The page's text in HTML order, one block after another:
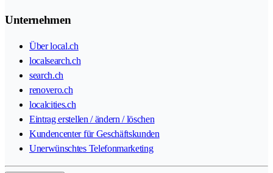
Unternehmen
Über local.ch
localsearch.ch
search.ch
renovero.ch
localcities.ch
Eintrag erstellen / ändern / löschen
Kundencenter für Geschäftskunden
Unerwünschtes Telefonmarketing